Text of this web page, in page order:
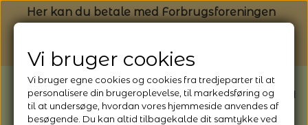
Her kan du betale med Forbrugsforeningen
BEMÆRK: Butikken har ferielukket* fra
1/8 - 9/8 - 2026
Vi bruger cookies
Vi bruger egne cookies og cookies fra tredjeparter til at
personalisere din brugeroplevelse, til markedsføring og
til at undersøge, hvordan vores hjemmeside anvendes af
besøgende. Du kan altid tilbagekalde dit samtykke ved